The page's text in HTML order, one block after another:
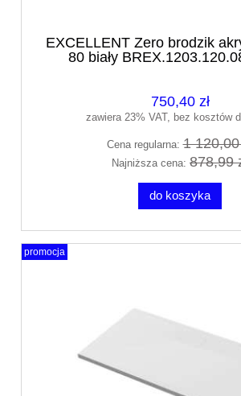
EXCELLENT Zero brodzik
80 biały
750,40 zł
zawiera 23% VAT, bez kosztów
Cena regularna:1 120,00
Najniższa cena: 878,99
do koszyka
promocja